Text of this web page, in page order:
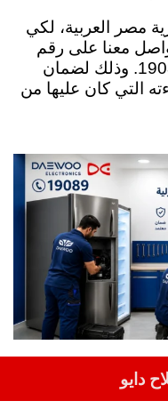
مصر العربية، لكي
معنا على رقم
إصلاح دايو للأجهزة الكهربائية 19089. وذلك لضمان
التي كان عليها من
دايو